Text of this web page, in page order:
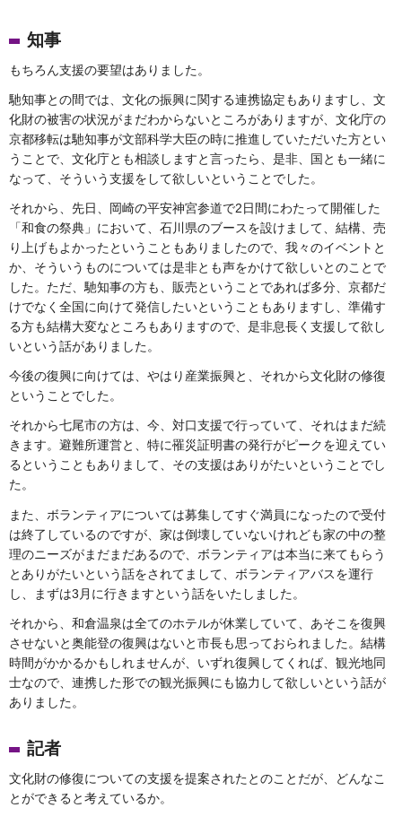
知事
もちろん支援の要望はありました。
馳知事との間では、文化の振興に関する連携協定もありますし、文
化財の被害の状況がまだわからないところがありますが、文化庁の
京都移転は馳知事が文部科学大臣の時に推進していただいた方とい
うことで、文化庁とも相談しますと言ったら、是非、国とも一緒に
なって、そういう支援をして欲しいということでした。
それから、先日、岡崎の平安神宮参道で2日間にわたって開催した
「和食の祭典」において、石川県のブースを設けまして、結構、売
り上げもよかったということもありましたので、我々のイベントと
か、そういうものについては是非とも声をかけて欲しいとのことで
した。ただ、馳知事の方も、販売ということであれば多分、京都だ
けでなく全国に向けて発信したいということもありますし、準備す
る方も結構大変なところもありますので、是非息長く支援して欲し
いという話がありました。
今後の復興に向けては、やはり産業振興と、それから文化財の修復
ということでした。
それから七尾市の方は、今、対口支援で行っていて、それはまだ続
きます。避難所運営と、特に罹災証明書の発行がピークを迎えてい
るということもありまして、その支援はありがたいということでし
た。
また、ボランティアについては募集してすぐ満員になったので受付
は終了しているのですが、家は倒壊していないけれども家の中の整
理のニーズがまだまだあるので、ボランティアは本当に来てもらう
とありがたいという話をされてまして、ボランティアバスを運行
し、まずは3月に行きますという話をいたしました。
それから、和倉温泉は全てのホテルが休業していて、あそこを復興
させないと奥能登の復興はないと市長も思っておられました。結構
時間がかかるかもしれませんが、いずれ復興してくれば、観光地同
士なので、連携した形での観光振興にも協力して欲しいという話が
ありました。
記者
文化財の修復についての支援を提案されたとのことだが、どんなこ
とができると考えているか。